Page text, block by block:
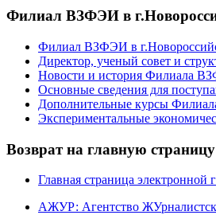
Филиал ВЗФЭИ в
Филиал ВЗФЭИ в
Директор, ученый совет и
Новости и история Филиала
Основные сведения для
Дополнительные курсы
Экспериментальные
Возврат на главную
Главная страница
АЖУР: Агентство